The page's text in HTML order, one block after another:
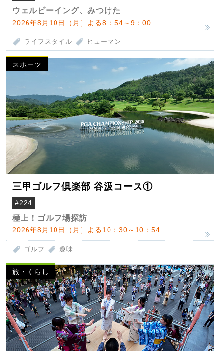
ウェルビーイング、みつけた
2026年8月10日（月）よる8：54～9：00
ライフスタイル ヒューマン
スポーツ
三甲ゴルフ倶楽部 谷汲コース①
#224
極上！ゴルフ場探訪
2026年8月10日（月）よる10：30～10：54
ゴルフ 趣味
旅・くらし